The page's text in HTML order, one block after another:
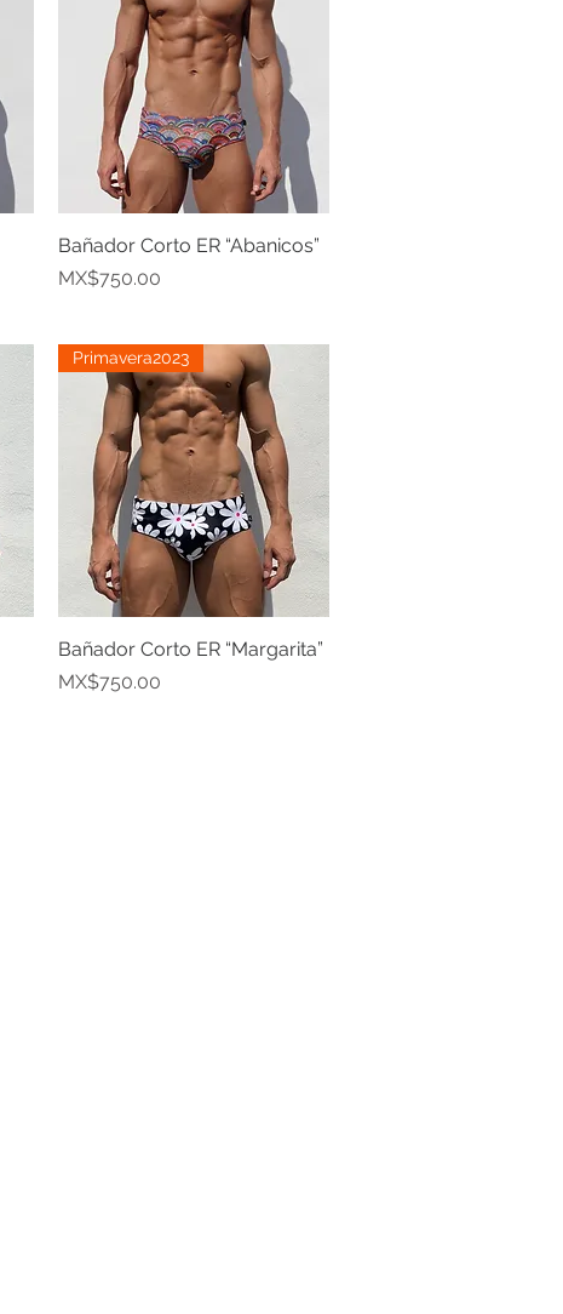
Quick View
Bañador Corto ER “Abanicos”
Price
MX$750.00
Quick View
Primavera2023
Bañador Corto ER “Margarita”
Price
MX$750.00